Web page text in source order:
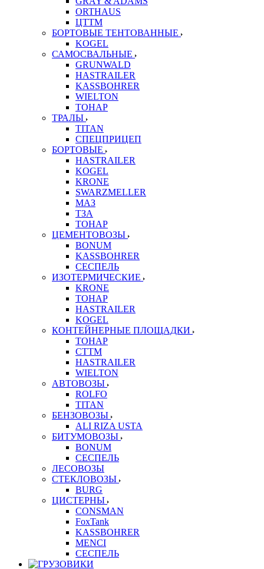
ORTHAUS
ЦТТМ
БОРТОВЫЕ ТЕНТОВАННЫЕ
KOGEL
САМОСВАЛЬНЫЕ
GRUNWALD
HASTRAILER
KASSBOHRER
WIELTON
ТОНАР
ТРАЛЫ
TITAN
СПЕЦПРИЦЕП
БОРТОВЫЕ
HASTRAILER
KOGEL
KRONE
SWARZMELLER
МАЗ
ТЗА
ТОНАР
ЦЕМЕНТОВОЗЫ
BONUM
KASSBOHRER
СЕСПЕЛЬ
ИЗОТЕРМИЧЕСКИЕ
KRONE
ТОНАР
HASTRAILER
KOGEL
КОНТЕЙНЕРНЫЕ ПЛОЩАДКИ
ТОНАР
CTTM
HASTRAILER
WIELTON
АВТОВОЗЫ
ROLFO
TITAN
БЕНЗОВОЗЫ
ALI RIZA USTA
БИТУМОВОЗЫ
BONUM
СЕСПЕЛЬ
ЛЕСОВОЗЫ
СТЕКЛОВОЗЫ
BURG
ЦИСТЕРНЫ
CONSMAN
FoxTank
KASSBOHRER
MENCI
СЕСПЕЛЬ